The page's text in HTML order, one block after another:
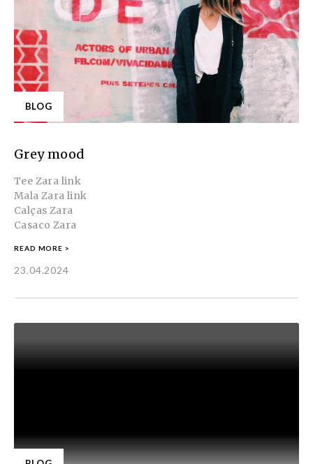
BLOG
Grey mood
Tee Zara link
Mala Zara link
Calças Zara
Casaco Zara
READ MORE >
23.04.2024